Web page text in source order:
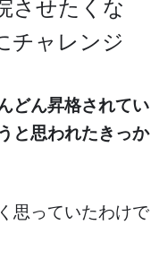
させたくな
チャレンジ
どん昇格されてい
と思われたきっか
思っていたわけで